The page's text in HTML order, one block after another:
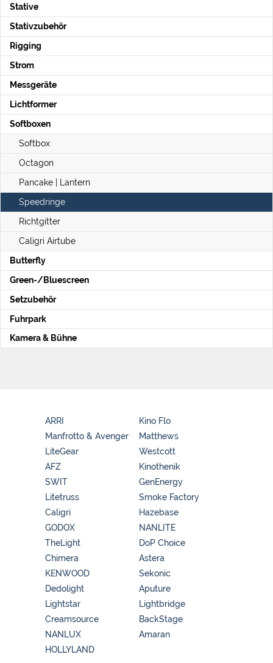
Stative
Stativzubehör
Rigging
Strom
Messgeräte
Lichtformer
Softboxen
Softbox
Octagon
Pancake | Lantern
Speedringe
Richtgitter
Caligri Airtube
Butterfly
Green-/Bluescreen
Setzubehör
Fuhrpark
Kamera & Bühne
ARRI
Manfrotto & Avenger
LiteGear
AFZ
SWIT
Litetruss
Caligri
GODOX
Kino Flo
Matthews
Westcott
Kinothenik
GenEnergy
Smoke Factory
Hazebase
NANLITE
TheLight
Chimera
KENWOOD
Dedolight
Lightstar
Creamsource
NANLUX
HOLLYLAND
DoP Choice
Astera
Sekonic
Aputure
Lightbridge
BackStage
Amaran